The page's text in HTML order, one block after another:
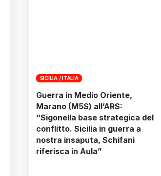
SICILIA / ITALIA
Guerra in Medio Oriente,
Marano (M5S) all’ARS:
“Sigonella base strategica del
conflitto. Sicilia in guerra a
nostra insaputa, Schifani
riferisca in Aula”